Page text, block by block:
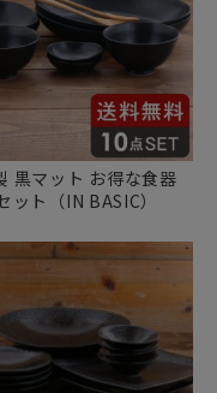
黒マット お得な食器
ット（IN BASIC）